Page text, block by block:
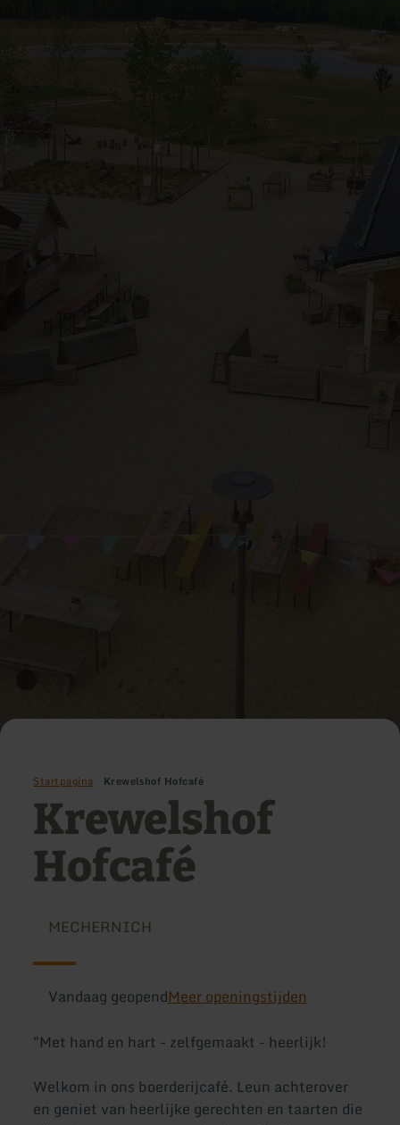
Startpagina Krewelshof Hofcafé
Krewelshof
Hofcafé
MECHERNICH
Vandaag geopendMeer openingstijden
"Met hand en hart - zelfgemaakt - heerlijk!
Welkom in ons boerderijcafé. Leun achterover
en geniet van heerlijke gerechten en taarten die